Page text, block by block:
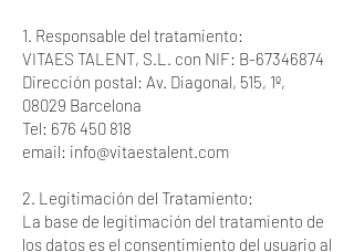
1. Responsable del tratamiento:
VITAES TALENT, S.L. con NIF: B-67346874
Dirección postal: Av. Diagonal, 515, 1º,
08029 Barcelona
Tel: 676 450 818
email: info@vitaestalent.com
2. Legitimación del Tratamiento:
La base de legitimación del tratamiento de
los datos es el consentimiento del usuario al